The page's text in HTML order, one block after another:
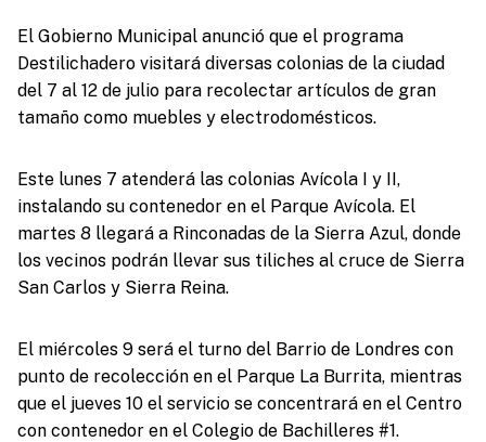
El Gobierno Municipal anunció que el programa
Destilichadero visitará diversas colonias de la ciudad
del 7 al 12 de julio para recolectar artículos de gran
tamaño como muebles y electrodomésticos.
Este lunes 7 atenderá las colonias Avícola I y II,
instalando su contenedor en el Parque Avícola. El
martes 8 llegará a Rinconadas de la Sierra Azul, donde
los vecinos podrán llevar sus tiliches al cruce de Sierra
San Carlos y Sierra Reina.
El miércoles 9 será el turno del Barrio de Londres con
punto de recolección en el Parque La Burrita, mientras
que el jueves 10 el servicio se concentrará en el Centro
con contenedor en el Colegio de Bachilleres #1.